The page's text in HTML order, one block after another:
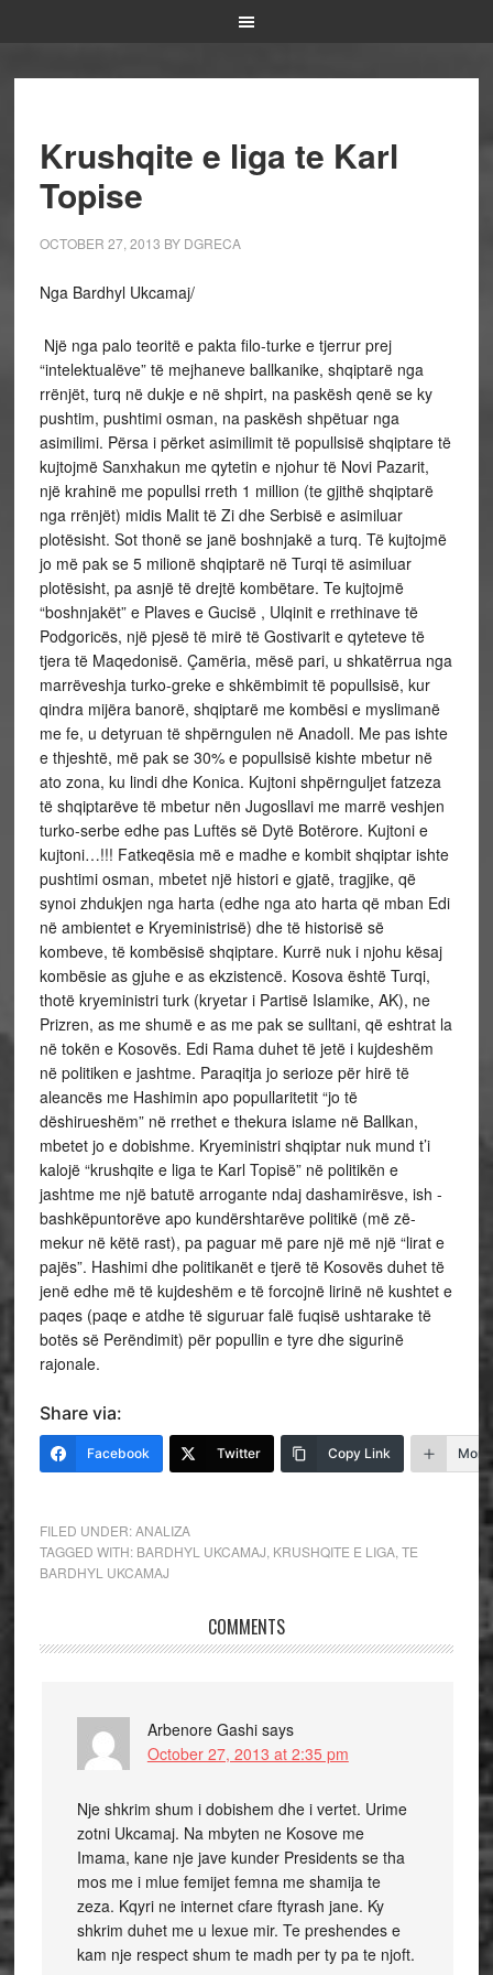
Krushqite e liga te Karl
Topise
OCTOBER 27, 2013 BY DGRECA
Nga Bardhyl Ukcamaj/
Një nga palo teoritë e pakta filo-turke e tjerrur prej
“intelektualëve” të mejhaneve ballkanike, shqiptarë nga
rrënjët, turq në dukje e në shpirt, na paskësh qenë se ky
pushtim, pushtimi osman, na paskësh shpëtuar nga
asimilimi. Përsa i përket asimilimit të popullsisë shqiptare të
kujtojmë Sanxhakun me qytetin e njohur të Novi Pazarit,
një krahinë me popullsi rreth 1 million (te gjithë shqiptarë
nga rrënjët) midis Malit të Zi dhe Serbisë e asimiluar
plotësisht. Sot thonë se janë boshnjakë a turq. Të kujtojmë
jo më pak se 5 milionë shqiptarë në Turqi të asimiluar
plotësisht, pa asnjë të drejtë kombëtare. Te kujtojmë
“boshnjakët” e Plaves e Gucisë , Ulqinit e rrethinave të
Podgoricës, një pjesë të mirë të Gostivarit e qyteteve të
tjera të Maqedonisë. Çamëria, mësë pari, u shkatërrua nga
marrëveshja turko-greke e shkëmbimit të popullsisë, kur
qindra mijëra banorë, shqiptarë me kombësi e myslimanë
me fe, u detyruan të shpërngulen në Anadoll. Me pas ishte
e thjeshtë, më pak se 30% e popullsisë kishte mbetur në
ato zona, ku lindi dhe Konica. Kujtoni shpërnguljet fatzeza
të shqiptarëve të mbetur nën Jugosllavi me marrë veshjen
turko-serbe edhe pas Luftës së Dytë Botërore. Kujtoni e
kujtoni…!!! Fatkeqësia më e madhe e kombit shqiptar ishte
pushtimi osman, mbetet një histori e gjatë, tragjike, që
synoi zhdukjen nga harta (edhe nga ato harta që mban Edi
në ambientet e Kryeministrisë) dhe të historisë së
kombeve, të kombësisë shqiptare. Kurrë nuk i njohu kësaj
kombësie as gjuhe e as ekzistencë. Kosova është Turqi,
thotë kryeministri turk (kryetar i Partisë Islamike, AK), ne
Prizren, as me shumë e as me pak se sulltani, që eshtrat la
në tokën e Kosovës. Edi Rama duhet të jetë i kujdeshëm
në politiken e jashtme. Paraqitja jo serioze për hirë të
aleancës me Hashimin apo popullaritetit “jo të
dëshirueshëm” në rrethet e thekura islame në Ballkan,
mbetet jo e dobishme. Kryeministri shqiptar nuk mund t’i
kalojë “krushqite e liga te Karl Topisë” në politikën e
jashtme me një batutë arrogante ndaj dashamirësve, ish -
bashkëpuntorëve apo kundërshtarëve politikë (më zë-
mekur në këtë rast), pa paguar më pare një më një “lirat e
pajës”. Hashimi dhe politikanët e tjerë të Kosovës duhet të
jenë edhe më të kujdeshëm e të forcojnë lirinë në kushtet e
paqes (paqe e atdhe të siguruar falë fuqisë ushtarake të
botës së Perëndimit) për popullin e tyre dhe sigurinë
rajonale.
Share via:
Facebook Twitter Copy Link More
FILED UNDER:ANALIZA
TAGGED WITH: BARDHYL UKCAMAJ KRUSHQITE E LIGA, TE
BARDHYL UKCAMAJ
COMMENTS
Arbenore Gashi says
October 27, 2013 at 2:35 pm
Nje shkrim shum i dobishem dhe i vertet. Urime
zotni Ukcamaj. Na mbyten ne Kosove me
Imama, kane nje jave kunder Presidents se tha
mos me i mlue femijet femna me shamija te
zeza. Kqyri ne internet cfare ftyrash jane. Ky
shkrim duhet me u lexue mir. Te preshendes e
kam nje respect shum te madh per ty pa te njoft.